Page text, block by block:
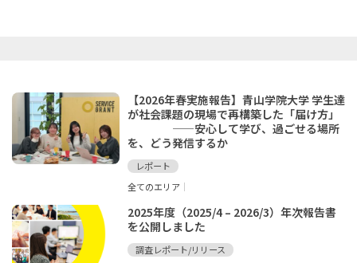
【2026年春実施報告】青山学院大学 学生達
が社会課題の現場で再構築した「届け方」
——安心して学び、過ごせる場所
を、どう発信するか
レポート
全てのエリア
2025年度（2025/4 – 2026/3）年次報告書
を公開しました
調査レポート/リリース